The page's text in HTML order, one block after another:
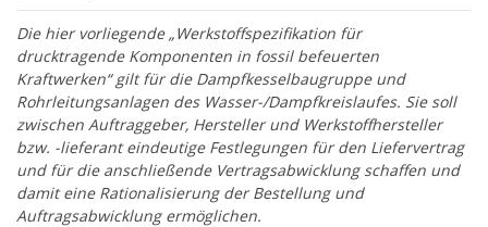
Die hier vorliegende „Werkstoffspezifikation für
drucktragende Komponenten in fossil befeuerten
Kraftwerken“ gilt für die Dampfkesselbaugruppe und
Rohrleitungsanlagen des Wasser-/Dampfkreislaufes. Sie soll
zwischen Auftraggeber, Hersteller und Werkstoffhersteller
bzw. -lieferant eindeutige Festlegungen für den Liefervertrag
und für die anschließende Vertragsabwicklung schaffen und
damit eine Rationalisierung der Bestellung und
Auftragsabwicklung ermöglichen.